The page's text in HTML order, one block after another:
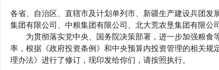
各省、自治区、直辖市及计划单列市、新疆生产建设兵团
集团有限公司、中粮集团有限公司、北大荒农垦集团有限公
为贯彻落实党中央、国务院决策部署，进一步加强粮食
率，根据《政府投资条例》和中央预算内投资管理的相关
理办法》进行了修订，现印发给你们，请按照执行。